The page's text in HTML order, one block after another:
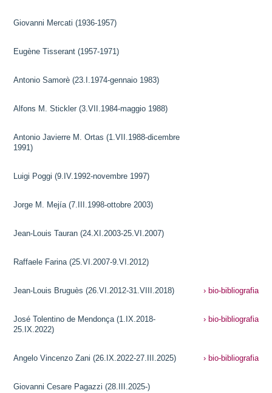
Giovanni Mercati (1936-1957)
Eugène Tisserant (1957-1971)
Antonio Samorè (23.I.1974-gennaio 1983)
Alfons M. Stickler (3.VII.1984-maggio 1988)
Antonio Javierre M. Ortas (1.VII.1988-dicembre
1991)
Luigi Poggi (9.IV.1992-novembre 1997)
Jorge M. Mejía (7.III.1998-ottobre 2003)
Jean-Louis Tauran (24.XI.2003-25.VI.2007)
Raffaele Farina (25.VI.2007-9.VI.2012)
Jean-Louis Bruguès (26.VI.2012-31.VIII.2018) › bio-bibliografia
José Tolentino de Mendonça (1.IX.2018-
25.IX.2022)
› bio-bibliografia
Angelo Vincenzo Zani (26.IX.2022-27.III.2025) › bio-bibliografia
Giovanni Cesare Pagazzi (28.III.2025-)